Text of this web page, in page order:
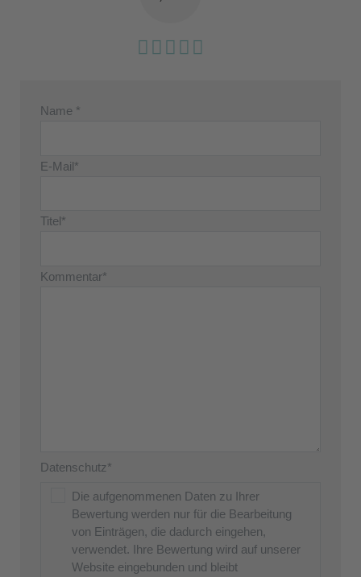
Name *
E-Mail*
Titel*
Kommentar*
Datenschutz*
Die aufgenommenen Daten zu Ihrer
Bewertung werden nur für die Bearbeitung
von Einträgen, die dadurch eingehen,
verwendet. Ihre Bewertung wird auf unserer
Website eingebunden und bleibt